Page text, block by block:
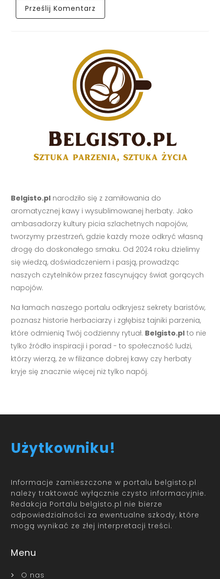
Belgisto.pl narodziło się z zamiłowania do
aromatycznej kawy i wysublimowanej herbaty. Jako
ambasadorzy kultury picia szlachetnych napojów,
tworzymy przestrzeń, gdzie każdy może odkryć własną
drogę do doskonałego smaku. Od 2024 roku dzielimy
się wiedzą, doświadczeniem i pasją, prowadząc
naszych czytelników przez fascynujący świat gorących
napojów.
Na łamach naszego portalu odkryjesz sekrety baristów,
poznasz historie herbaciarzy i zgłębisz tajniki parzenia,
które odmienią Twój codzienny rytuał. Belgisto.pl to nie
tylko źródło inspiracji i porad - to społeczność ludzi,
którzy wierzą, że w filiżance dobrej kawy czy herbaty
kryje się znacznie więcej niż tylko napój.
Użytkowniku!
Informacje zamieszczone w portalu belgisto.pl
należy traktować wyłącznie czysto informacyjnie.
Redakcja Portalu belgisto.pl nie bierze
odpowiedzialności za ewentualne szkody, które
mogą wynikać ze złej interpretacji treści.
Menu
O nas